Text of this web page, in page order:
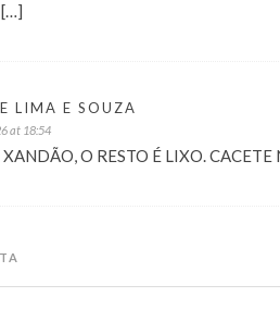
[…]
LIMA E SOUZA
at 18:54
O RESTO É LIXO. CACETE